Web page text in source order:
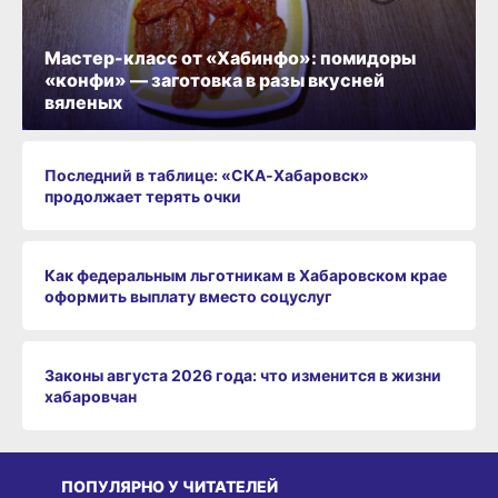
Последний в таблице: «СКА‑Хабаровск»
продолжает терять очки
Как федеральным льготникам в Хабаровском крае
оформить выплату вместо соцуслуг
Законы августа 2026 года: что изменится в жизни
хабаровчан
Мастер-класс от «Хабинфо»: помидоры
«конфи» — заготовка в разы вкусней
вяленых
ПОПУЛЯРНО У ЧИТАТЕЛЕЙ